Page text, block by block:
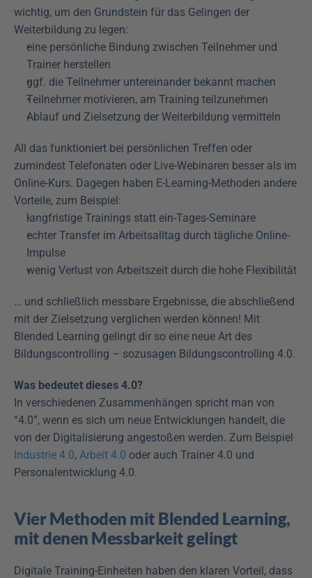
wichtig, um den Grundstein für das Gelingen der
Weiterbildung zu legen:
eine persönliche Bindung zwischen Teilnehmer und
Trainer herstellen
ggf. die Teilnehmer untereinander bekannt machen
Teilnehmer motivieren, am Training teilzunehmen
Ablauf und Zielsetzung der Weiterbildung vermitteln
All das funktioniert bei persönlichen Treffen oder
zumindest Telefonaten oder Live-Webinaren besser als im
Online-Kurs. Dagegen haben E-Learning-Methoden andere
Vorteile, zum Beispiel:
langfristige Trainings statt ein-Tages-Seminare
echter Transfer im Arbeitsalltag durch tägliche Online-
Impulse
wenig Verlust von Arbeitszeit durch die hohe Flexibilität
… und schließlich messbare Ergebnisse, die abschließend
mit der Zielsetzung verglichen werden können! Mit
Blended Learning gelingt dir so eine neue Art des
Bildungscontrolling – sozusagen Bildungscontrolling 4.0.
Was bedeutet dieses 4.0?
In verschiedenen Zusammenhängen spricht man von
“4.0”, wenn es sich um neue Entwicklungen handelt, die
Industrie 4.0, Arbeit 4.0 oder auch Trainer 4.0 und
Personalentwicklung 4.0.
Vier Methoden mit Blended Learning,
mit denen Messbarkeit gelingt
Digitale Training-Einheiten haben den klaren Vorteil, dass